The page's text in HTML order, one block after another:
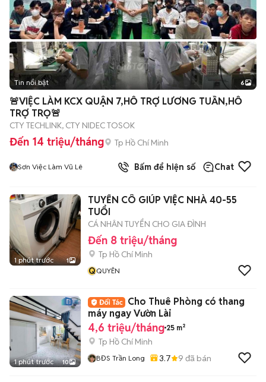
+2
Tin nổi bật 6
🚨VIỆC LÀM KCX QUẬN 7,HỖ TRỢ LƯƠNG TUẦN,HỖ
TRỢ TRỌ🚨
CTY TECHLINK, CTY NIDEC TOSOK
Đến 14 triệu/tháng Tp Hồ Chí Minh
Sơn Việc Làm Vũ Lê Bấm để hiện số Chat
1 phút trước 1
TUYỂN CÔ GIÚP VIỆC NHÀ 40-55
TUỔI
CÁ NHÂN TUYỂN CHO GIA ĐÌNH
Đến 8 triệu/tháng
Tp Hồ Chí Minh
QQUYÊN
1 phút trước 10
Cho Thuê Phòng có thang
máy ngay Vườn Lài
4,6 triệu/tháng 25 m²
Tp Hồ Chí Minh
BĐS Trần Long 3.7 9 đã bán